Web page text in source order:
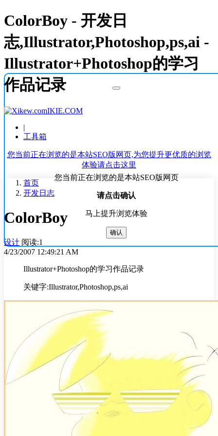
ColorBoy - 开发日
志,Illustrator,Photoshop,ps,ai -
Illustrator+Photoshop的学习
作品记录
您当前正在浏览的是本站SEO版网页
请点击确认
马上提升浏览体验
确认
IKIE.COM
|
工具箱
您当前正在浏览的是本站SEO版网页,为您提升更优质的浏览
体验请点击这里
首页
开发日志
ColorBoy
设计 阅读:1
4/23/2007 12:49:21 AM
Illustrator+Photoshop的学习作品记录
关键字:Illustrator,Photoshop,ps,ai